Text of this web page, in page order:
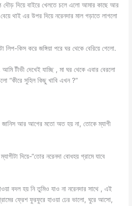
দিয়ে বাইরে খেলতে চলে এলো আমার কাছে আর
থাই এর উপর দিয়ে নরেনদার মাল গড়াতে লাগলো
লিপ-কিস করে জঙ্গিয়া পরে ঘর থেকে বেরিয়ে গেলো.
টীভী দেখেই যাচ্ছি , মা ঘর থেকে এবার বেরলো
“কীরে সুহিল কিছু খাবি এখন ?”
আর আগের মতো অত হয় না, তোকে ম্যাগী
দিয়ে-“তোর নরেনদা বোধহয় গ্রামে যাবে
বদল হয় নি তুমিও যাও না নরেনদার সাথে , এই
ফ্রেশ ফুরফুরে হাওয়া ঢের ভালো, ঘুরে আসো,